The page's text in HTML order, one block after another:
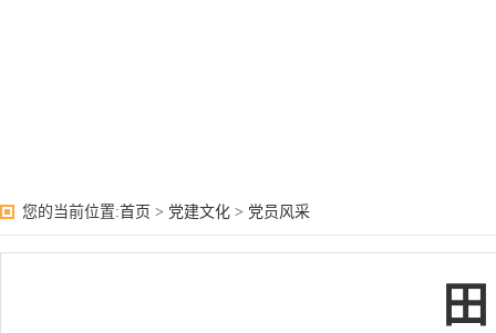
您的当前位置:首页 > 党建文化 > 党员风采